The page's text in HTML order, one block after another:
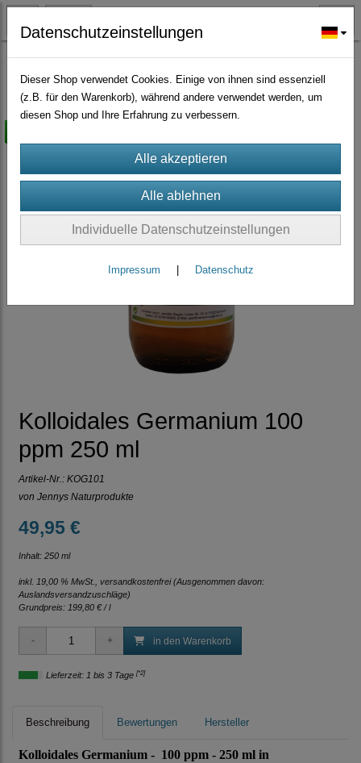
Kolloidales Silber, Zink und Kupfer(6)
Kolloidales Germanium 100
ppm 250 ml
Artikel-Nr.: KOG101
von Jennys Naturprodukte
49,95 €
Inhalt: 250 ml
inkl. 19,00 % MwSt., versandkostenfrei(Ausgenommen davon:
Auslandsversandzuschläge)
Grundpreis: 199,80 € / l
in den Warenkorb
Lieferzeit: 1 bis 3 Tage [*2]
Beschreibung Bewertungen Hersteller
Kolloidales Germanium - 100 ppm - 250 ml in
Datenschutzeinstellungen
Dieser Shop verwendet Cookies. Einige von ihnen sind essenziell
(z.B. für den Warenkorb), während andere verwendet werden, um
diesen Shop und Ihre Erfahrung zu verbessern.
Individuelle Datenschutzeinstellungen
Impressum Datenschutz